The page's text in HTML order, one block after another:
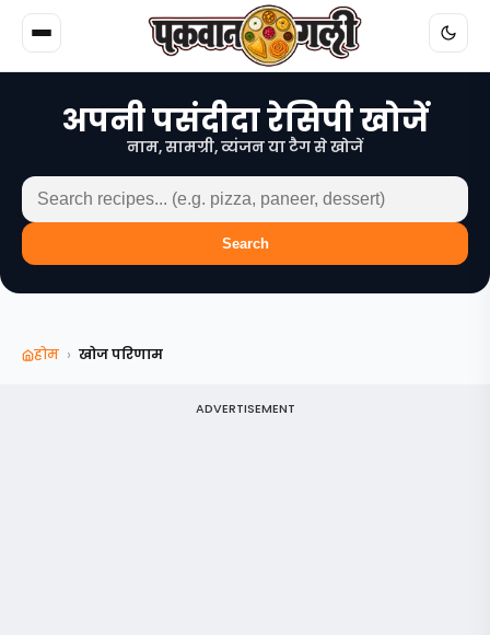
अपनी पसंदीदा रेसिपी खोजें
नाम, सामग्री, व्यंजन या टैग से खोजें
Search
होम › खोज परिणाम
ADVERTISEMENT